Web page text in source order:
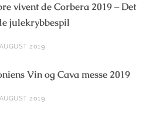
vivent de Corbera 2019 – Det
julekrybbespil
2019
Vin og Cava messe 2019
2019